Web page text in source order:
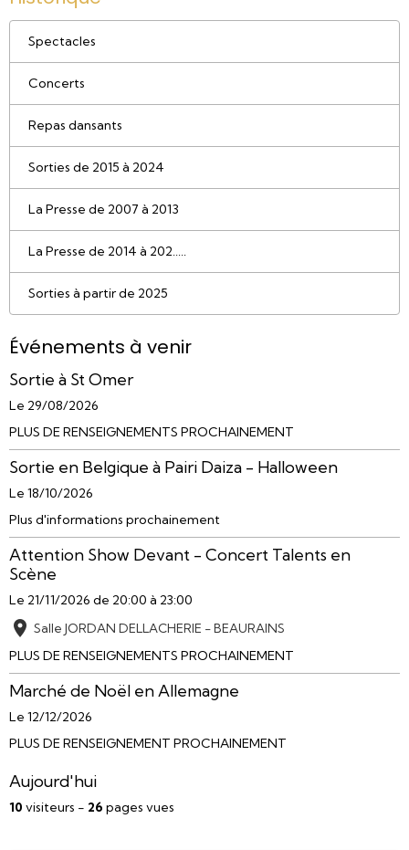
Spectacles
Concerts
Repas dansants
Sorties de 2015 à 2024
La Presse de 2007 à 2013
La Presse de 2014 à 202.....
Sorties à partir de 2025
Événements à venir
Sortie à St Omer
Le 29/08/2026
PLUS DE RENSEIGNEMENTS PROCHAINEMENT
Sortie en Belgique à Pairi Daiza - Halloween
Le 18/10/2026
Plus d'informations prochainement
Attention Show Devant - Concert Talents en
Scène
Le 21/11/2026 de 20:00 à 23:00
Salle JORDAN DELLACHERIE - BEAURAINS
PLUS DE RENSEIGNEMENTS PROCHAINEMENT
Marché de Noël en Allemagne
Le 12/12/2026
PLUS DE RENSEIGNEMENT PROCHAINEMENT
Aujourd'hui
10 visiteurs - 26 pages vues